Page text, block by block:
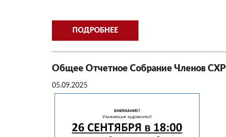
ПОДРОБНЕЕ
Общее Отчетное Собрание Членов СХР
05.09.2025